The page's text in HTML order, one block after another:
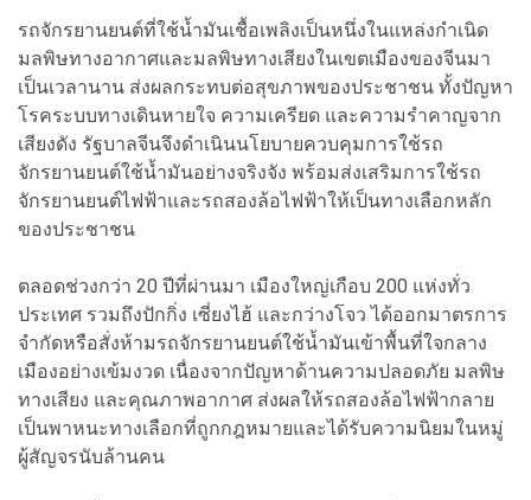
รถจักรยานยนต์ที่ใช้น้ำมันเชื้อเพลิงเป็นหนึ่งในแหล่งกำเนิด
มลพิษทางอากาศและมลพิษทางเสียงในเขตเมืองของจีนมา
เป็นเวลานาน ส่งผลกระทบต่อสุขภาพของประชาชน ทั้งปัญหา
โรคระบบทางเดินหายใจ ความเครียด และความรำคาญจาก
เสียงดัง รัฐบาลจีนจึงดำเนินนโยบายควบคุมการใช้รถ
จักรยานยนต์ใช้น้ำมันอย่างจริงจัง พร้อมส่งเสริมการใช้รถ
จักรยานยนต์ไฟฟ้าและรถสองล้อไฟฟ้าให้เป็นทางเลือกหลัก
ของประชาชน
ตลอดช่วงกว่า 20 ปีที่ผ่านมา เมืองใหญ่เกือบ 200 แห่งทั่ว
ประเทศ รวมถึงปักกิ่ง เซี่ยงไฮ้ และกว่างโจว ได้ออกมาตรการ
จำกัดหรือสั่งห้ามรถจักรยานยนต์ใช้น้ำมันเข้าพื้นที่ใจกลาง
เมืองอย่างเข้มงวด เนื่องจากปัญหาด้านความปลอดภัย มลพิษ
ทางเสียง และคุณภาพอากาศ ส่งผลให้รถสองล้อไฟฟ้ากลาย
เป็นพาหนะทางเลือกที่ถูกกฎหมายและได้รับความนิยมในหมู่
ผู้สัญจรนับล้านคน